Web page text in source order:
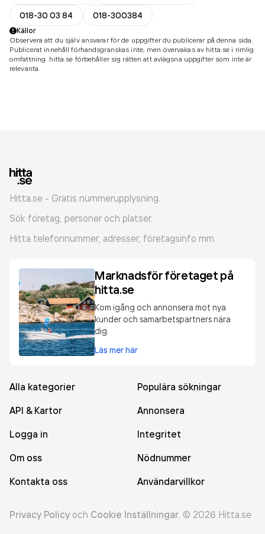
018-30 03 84
018-300384
Källor
Observera att du själv ansvarar för de uppgifter du publicerar på denna sida.
Publicerat innehåll förhandsgranskas inte, men övervakas av hitta.se i rimlig
omfattning. hitta.se förbehåller sig rätten att avlägsna uppgifter som inte är
relevanta.
Hitta.se - Gratis nummerupplysning.
Sök företag, personer och platser.
Hitta telefonnummer, adresser, företagsinfo mm.
Marknadsför företaget på
hitta.se
Kom igång och annonsera mot nya
kunder och samarbetspartners nära
dig.
Läs mer här
Alla kategorier
Populära sökningar
API & Kartor
Annonsera
Logga in
Integritet
Om oss
Nödnummer
Kontakta oss
Användarvillkor
Privacy Policy och Cookie Inställningar. © 2026 Hitta.se